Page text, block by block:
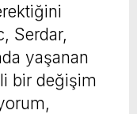
Serdar,
yaşanan
bir değişim